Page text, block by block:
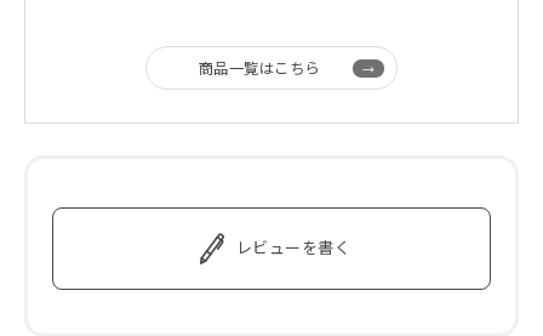
商品一覧はこちら
レビューを書く